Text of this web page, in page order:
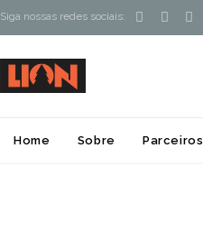
Siga nossas redes sociais:   
Home Sobre Parceiros